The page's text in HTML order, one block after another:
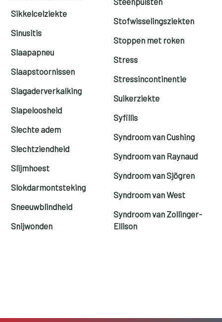
Sikkelcelziekte
Sinusitis
Slaapapneu
Slaapstoornissen
Slagaderverkalking
Slapeloosheid
Slechte adem
Slechtziendheid
Slijmhoest
Slokdarmontsteking
Sneeuwblindheid
Snijwonden
Stofwisselingsziekten
Stoppen met roken
Stress
Stressincontinentie
Suikerziekte
Syfillis
Syndroom van Cushing
Syndroom van Raynaud
Syndroom van Sjögren
Syndroom van West
Syndroom van Zollinger-
Ellison